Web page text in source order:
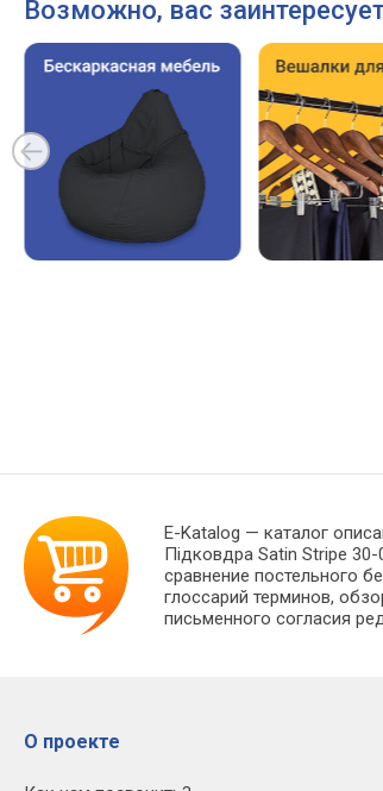
Возможно, вас
E-Katalog — каталог
Підковдра Satin Stripe
сравнение постельного
глоссарий терминов,
письменного согласия
О проекте